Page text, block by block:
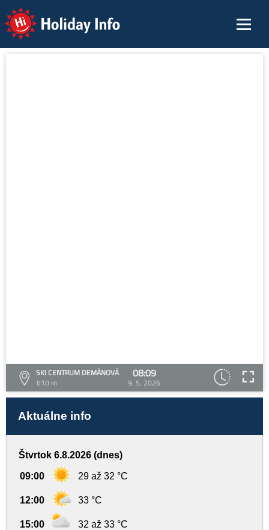
Holiday Info
SKI CENTRUM DEMÄNOVÁ
610 m
08:09
9. 5. 2026
Aktuálne info
Štvrtok 6.8.2026 (dnes)
09:00 29 až 32 °C
12:00 33 °C
15:00 32 až 33 °C